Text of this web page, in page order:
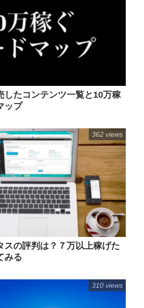
したコンテンツ一覧と10万稼
ップ
スの評判は？７万以上稼げた
みる
362 views
310 views